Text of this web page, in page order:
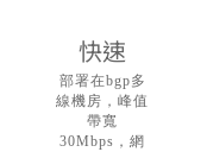
快速
部署在bgp多
線機房，峰值
帶寬
30Mbps，網